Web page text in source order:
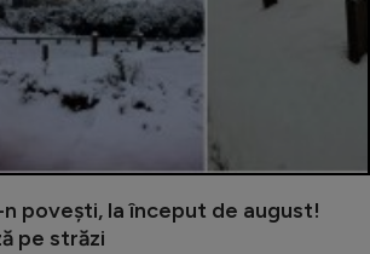
povești, la început de august!
pe străzi